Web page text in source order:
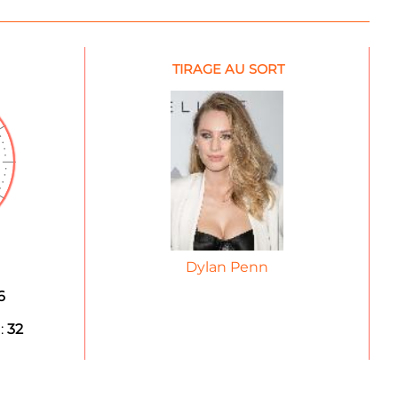
:32
TIRAGE AU SORT
Dylan Penn